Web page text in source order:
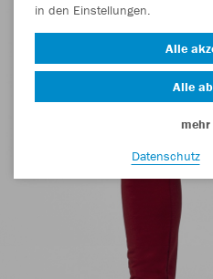
in den Einstellungen.
Alle
Alle
Datenschutz